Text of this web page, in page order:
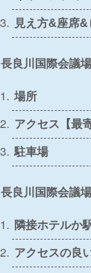
＞公式
＞公式
＞公式
＞公式
見え方&座席
長良川国際会議
場所
アクセス【最
駐車場
長良川国際会議
隣接ホテルか
アクセスの良